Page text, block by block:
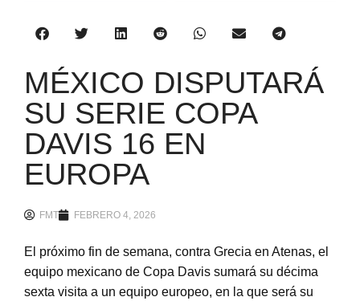
MÉXICO DISPUTARÁ
SU SERIE COPA
DAVIS 16 EN
EUROPA
FMT FEBRERO 4, 2026
El próximo fin de semana, contra Grecia en Atenas, el
equipo mexicano de Copa Davis sumará su décima
sexta visita a un equipo europeo, en la que será su